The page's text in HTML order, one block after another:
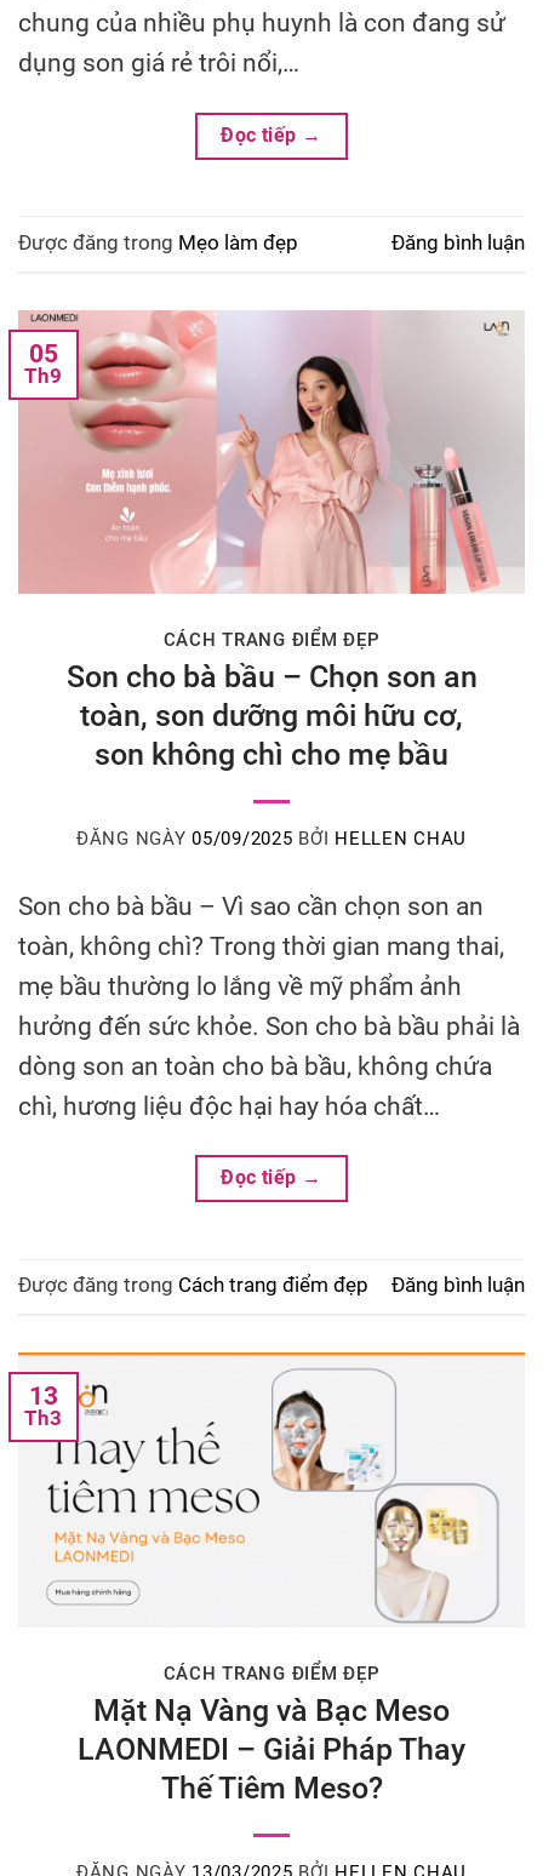
chung của nhiều phụ huynh là con đang sử
dụng son giá rẻ trôi nổi,…
Đọc tiếp →
Được đăng trong Mẹo làm đẹp Đăng bình luận
05
Th9
CÁCH TRANG ĐIỂM ĐẸP
Son cho bà bầu – Chọn son an
toàn, son dưỡng môi hữu cơ,
son không chì cho mẹ bầu
ĐĂNG NGÀY05/09/2025 BỞI HELLEN CHAU
Son cho bà bầu – Vì sao cần chọn son an
toàn, không chì? Trong thời gian mang thai,
mẹ bầu thường lo lắng về mỹ phẩm ảnh
hưởng đến sức khỏe. Son cho bà bầu phải là
dòng son an toàn cho bà bầu, không chứa
chì, hương liệu độc hại hay hóa chất…
Đọc tiếp →
Được đăng trong Cách trang điểm đẹp Đăng bình luận
13
Th3
CÁCH TRANG ĐIỂM ĐẸP
Mặt Nạ Vàng và Bạc Meso
LAONMEDI – Giải Pháp Thay
Thế Tiêm Meso?